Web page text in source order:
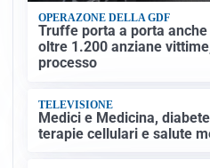
OPERAZONE DELLA GDF
Truffe porta a porta
oltre 1.200 anziane
processo
TELEVISIONE
Medici e Medicina,
terapie cellulari e salute